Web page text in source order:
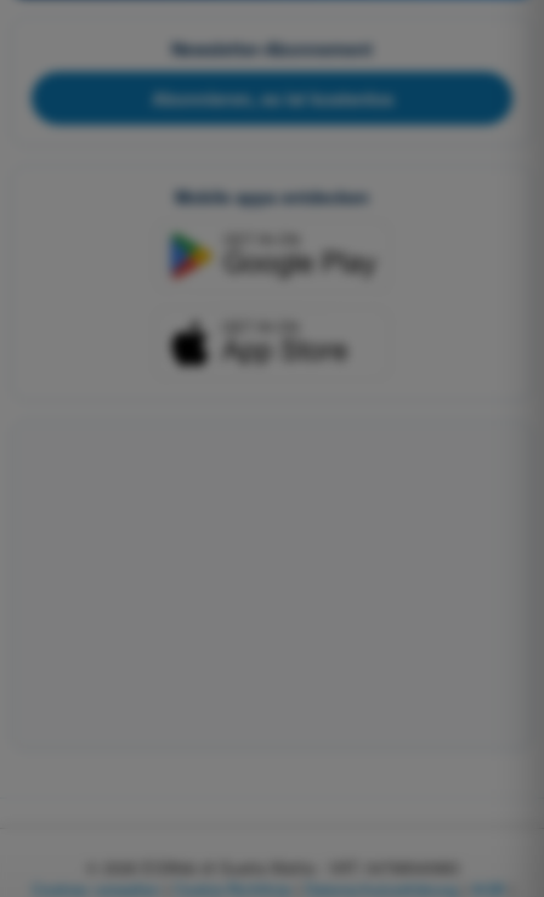
Newsletter-Abonnement
Abonnieren, es ist kostenlos
Mobile apps entdecken
Cookies verwalten
Datenschutzerklärung